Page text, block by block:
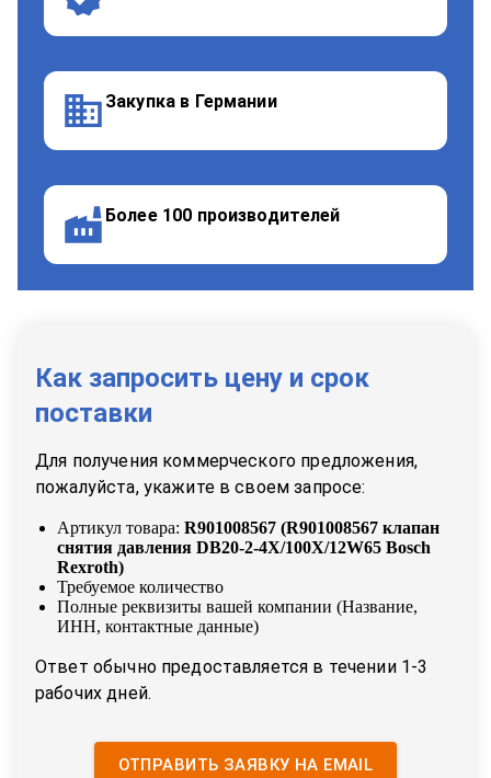
Закупка в Германии
Более 100 производителей
Как запросить цену и срок
поставки
Для получения коммерческого предложения,
пожалуйста, укажите в своем запросе:
Артикул товара: R901008567 (R901008567 клапан
снятия давления DB20-2-4X/100X/12W65 Bosch
Rexroth)
Требуемое количество
Полные реквизиты вашей компании (Название,
ИНН, контактные данные)
Ответ обычно предоставляется в течении 1-3
рабочих дней.
ОТПРАВИТЬ ЗАЯВКУ НА EMAIL